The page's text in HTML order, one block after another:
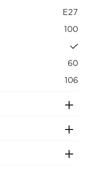
E27
100
60
106